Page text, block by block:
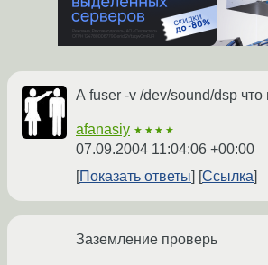
А fuser -v /dev/sound/dsp что
afanasiy ★★★★
07.09.2004 11:04:06 +00:00
Показать ответы
Ссылка
Заземление проверь